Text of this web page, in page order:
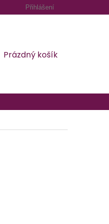
Přihlášení
NÁKUPNÍ
Prázdný košík